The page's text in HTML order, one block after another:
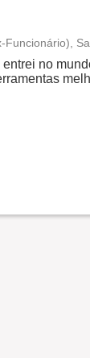
vida familiar
Funcionário),
no